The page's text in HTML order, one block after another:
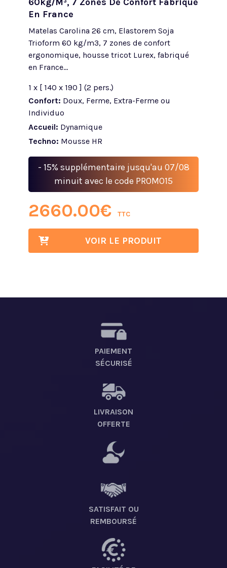
En France
Matelas Carolina 26 cm, Elastorem Soja
Trioform 60 kg/m3, 7 zones de confort
ergonomique, housse tricot Lurex, fabriqué
en France...
1 x [ 140 x 190 ] (2 pers.)
Confort: Doux, Ferme, Extra-Ferme ou
Individuo
Accueil: Dynamique
Techno: Mousse HR
- 15% supplémentaire jusqu'au 07/08
minuit avec le code PROMO15
2660.00€ TTC
VOIR LE PRODUIT
PAIEMENT
SÉCURISÉ
LIVRAISON
OFFERTE
SATISFAIT OU
REMBOURSÉ